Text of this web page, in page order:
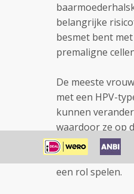
belangrijke
besmet bent
premaligne
De meeste
met een HPV-
kunnen
waardoor ze op
andere kant
met deze
een rol spelen.